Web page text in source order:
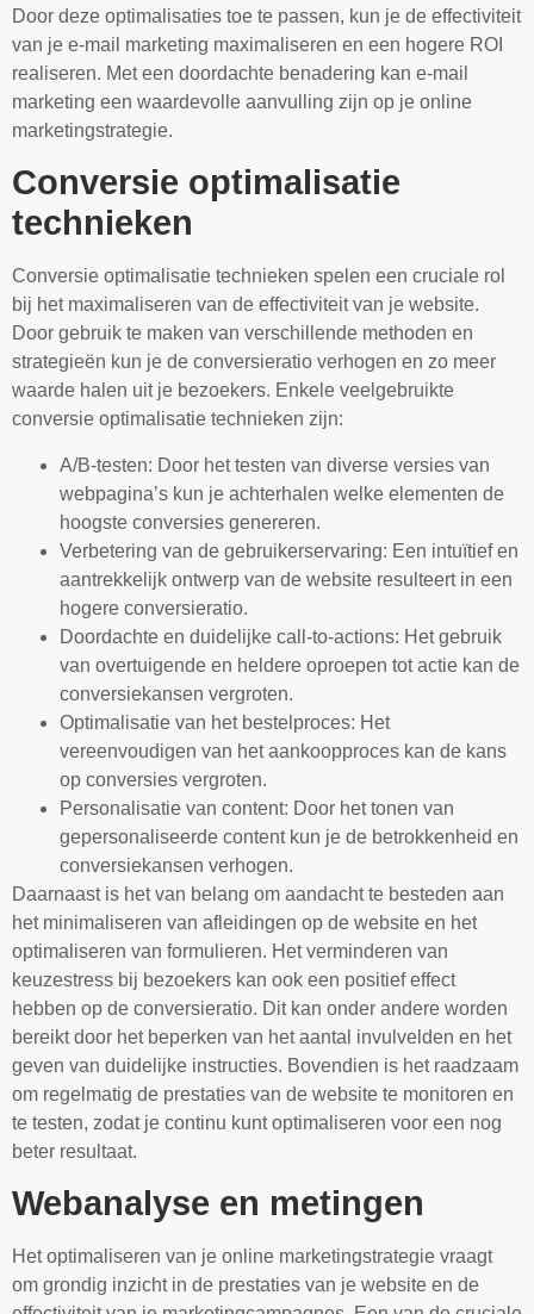
Door deze optimalisaties toe te passen, kun je de effectiviteit
van je e-mail marketing maximaliseren en een hogere ROI
realiseren. Met een doordachte benadering kan e-mail
marketing een waardevolle aanvulling zijn op je online
marketingstrategie.
Conversie optimalisatie
technieken
Conversie optimalisatie technieken spelen een cruciale rol
bij het maximaliseren van de effectiviteit van je website.
Door gebruik te maken van verschillende methoden en
strategieën kun je de conversieratio verhogen en zo meer
waarde halen uit je bezoekers. Enkele veelgebruikte
conversie optimalisatie technieken zijn:
A/B-testen: Door het testen van diverse versies van
webpagina’s kun je achterhalen welke elementen de
hoogste conversies genereren.
Verbetering van de gebruikerservaring: Een intuïtief en
aantrekkelijk ontwerp van de website resulteert in een
hogere conversieratio.
Doordachte en duidelijke call-to-actions: Het gebruik
van overtuigende en heldere oproepen tot actie kan de
conversiekansen vergroten.
Optimalisatie van het bestelproces: Het
vereenvoudigen van het aankoopproces kan de kans
op conversies vergroten.
Personalisatie van content: Door het tonen van
gepersonaliseerde content kun je de betrokkenheid en
conversiekansen verhogen.
Daarnaast is het van belang om aandacht te besteden aan
het minimaliseren van afleidingen op de website en het
optimaliseren van formulieren. Het verminderen van
keuzestress bij bezoekers kan ook een positief effect
hebben op de conversieratio. Dit kan onder andere worden
bereikt door het beperken van het aantal invulvelden en het
geven van duidelijke instructies. Bovendien is het raadzaam
om regelmatig de prestaties van de website te monitoren en
te testen, zodat je continu kunt optimaliseren voor een nog
beter resultaat.
Webanalyse en metingen
Het optimaliseren van je online marketingstrategie vraagt
om grondig inzicht in de prestaties van je website en de